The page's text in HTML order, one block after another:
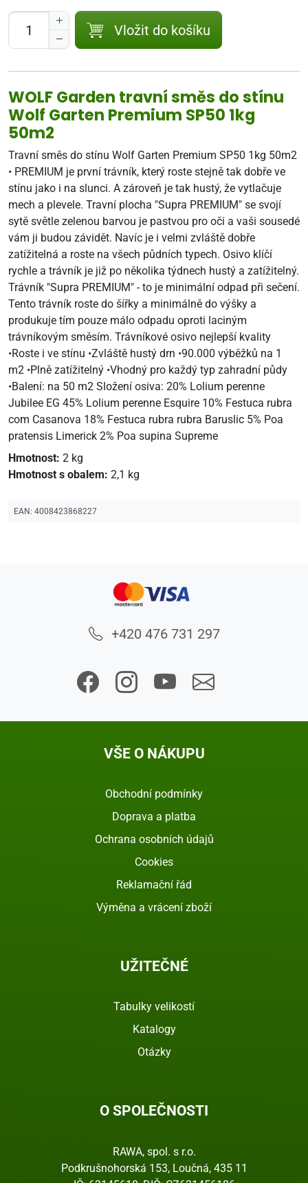
Vložit do košíku
WOLF Garden travní směs do stínu
Wolf Garten Premium SP50 1kg
50m2
Travní směs do stínu Wolf Garten Premium SP50 1kg 50m2
• PREMIUM je první trávník, který roste stejně tak dobře ve
stínu jako i na slunci. A zároveň je tak hustý, že vytlačuje
mech a plevele. Travní plocha "Supra PREMIUM" se svojí
sytě světle zelenou barvou je pastvou pro oči a vaši sousedé
vám ji budou závidět. Navíc je i velmi zvláště dobře
zatížitelná a roste na všech půdních typech. Osivo klíčí
rychle a trávník je již po několika týdnech hustý a zatížitelný.
Trávník "Supra PREMIUM" - to je minimální odpad při sečení.
Tento trávník roste do šířky a minimálně do výšky a
produkuje tím pouze málo odpadu oproti laciným
trávníkovým směsím. Trávníkové osivo nejlepší kvality
•Roste i ve stínu •Zvláště hustý drn •90.000 výběžků na 1
m2 •Plně zatížitelný •Vhodný pro každý typ zahradní půdy
•Balení: na 50 m2 Složení osiva: 20% Lolium perenne
Jubilee EG 45% Lolium perenne Esquire 10% Festuca rubra
com Casanova 18% Festuca rubra rubra Baruslic 5% Poa
pratensis Limerick 2% Poa supina Supreme
Hmotnost: 2 kg
Hmotnost s obalem: 2,1 kg
EAN: 4008423868227
+420 476 731 297
VŠE O NÁKUPU
Obchodní podmínky
Doprava a platba
Ochrana osobních údajů
Cookies
Reklamační řád
Výměna a vrácení zboží
UŽITEČNÉ
Tabulky velikostí
Katalogy
Otázky
O SPOLEČNOSTI
RAWA, spol. s r.o.
Podkrušnohorská 153, Loučná, 435 11